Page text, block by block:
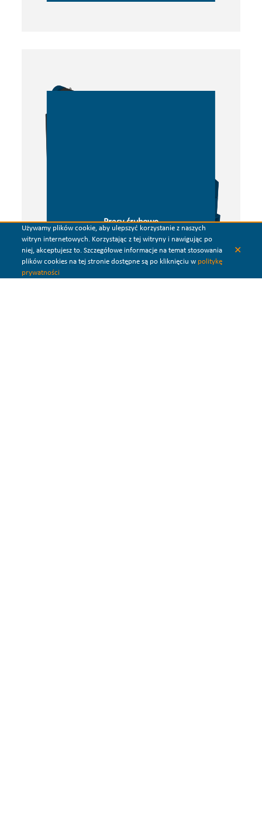
Używamy plików cookie, aby ulepszyć korzystanie z naszych
witryn internetowych. Korzystając z tej witryny i nawigując po
niej, akceptujesz to. Szczegółowe informacje na temat stosowania
plików cookies na tej stronie dostępne są po kliknięciu w politykę
prywatności
✕
Prasy śrubowe